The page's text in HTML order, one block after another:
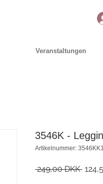
Veranstaltungen
3546K -
Artikelnummer:
249,00 DKK